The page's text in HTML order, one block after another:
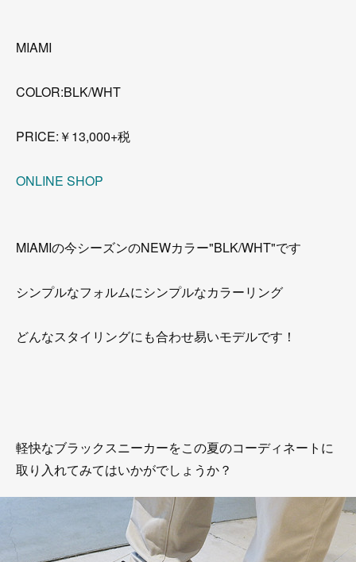
MIAMI
COLOR:BLK/WHT
PRICE:￥13,000+税
ONLINE SHOP
MIAMIの今シーズンのNEWカラー"BLK/WHT"です
シンプルなフォルムにシンプルなカラーリング
どんなスタイリングにも合わせ易いモデルです！
軽快なブラックスニーカーをこの夏のコーディネートに
取り入れてみてはいかがでしょうか？